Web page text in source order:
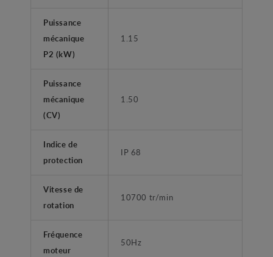
Puissance
mécanique
P2 (kW)
1.15
Puissance
mécanique
(CV)
1.50
Indice de
protection
IP 68
Vitesse de
rotation
10700 tr/min
Fréquence
moteur
50Hz